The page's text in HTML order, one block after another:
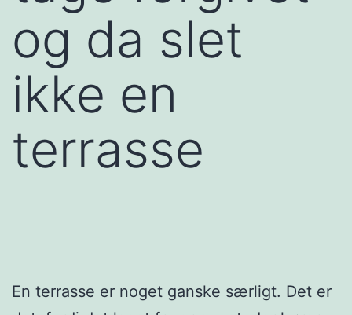
og da slet
ikke en
terrasse
En terrasse er noget ganske særligt. Det er